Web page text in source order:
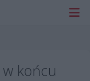
w końcu